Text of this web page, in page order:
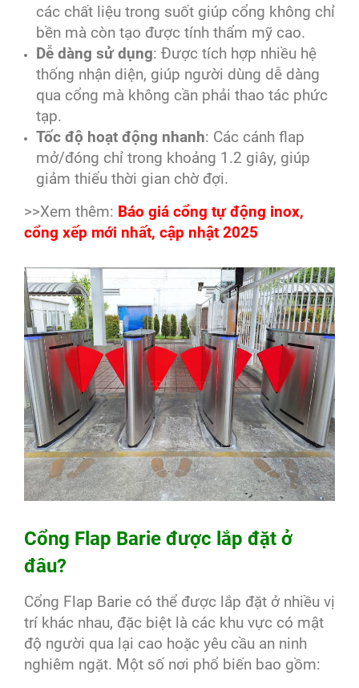
các chất liệu trong suốt giúp cổng không chỉ
bền mà còn tạo được tính thẩm mỹ cao.
Dễ dàng sử dụng: Được tích hợp nhiều hệ
thống nhận diện, giúp người dùng dễ dàng
qua cổng mà không cần phải thao tác phức
tạp.
Tốc độ hoạt động nhanh: Các cánh flap
mở/đóng chỉ trong khoảng 1.2 giây, giúp
giảm thiểu thời gian chờ đợi.
>>Xem thêm: Báo giá cổng tự động inox,
cổng xếp mới nhất, cập nhật 2025
Cổng Flap Barie được lắp đặt ở
đâu?
Cổng Flap Barie có thể được lắp đặt ở nhiều vị
trí khác nhau, đặc biệt là các khu vực có mật
độ người qua lại cao hoặc yêu cầu an ninh
nghiêm ngặt. Một số nơi phổ biến bao gồm: